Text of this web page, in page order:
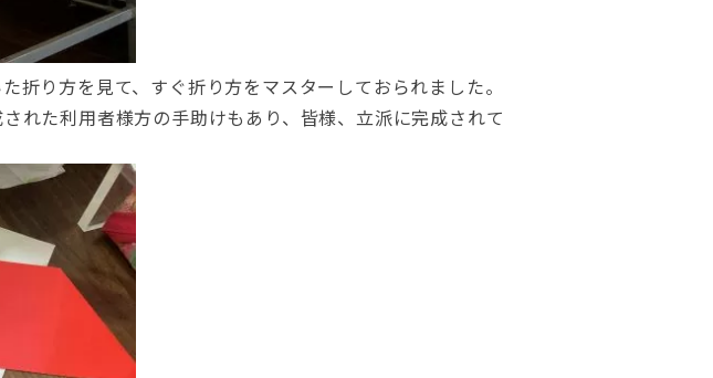
り方を見て、すぐ折り方をマスターしておられました。
れた利用者様方の手助けもあり、皆様、立派に完成されて